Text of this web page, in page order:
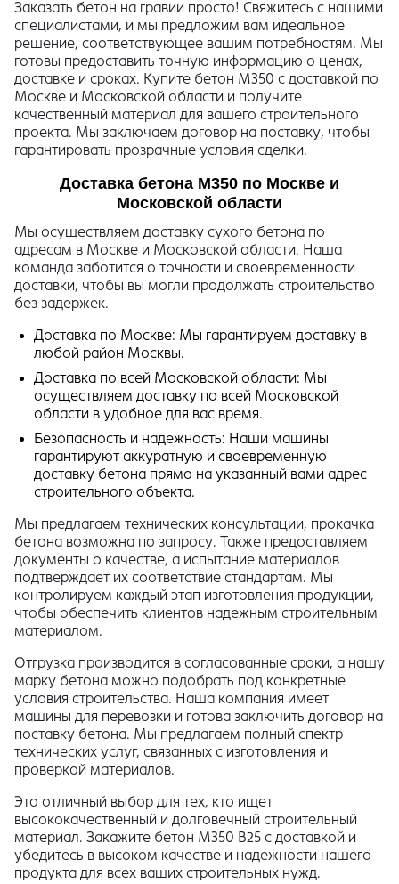
Заказать бетон на гравии просто! Свяжитесь с нашими
специалистами, и мы предложим вам идеальное
решение, соответствующее вашим потребностям. Мы
готовы предоставить точную информацию о ценах,
доставке и сроках. Купите бетон М350 с доставкой по
Москве и Московской области и получите
качественный материал для вашего строительного
проекта. Мы заключаем договор на поставку, чтобы
гарантировать прозрачные условия сделки.
Доставка бетона М350 по Москве и
Московской области
Мы осуществляем доставку сухого бетона по
адресам в Москве и Московской области. Наша
команда заботится о точности и своевременности
доставки, чтобы вы могли продолжать строительство
без задержек.
Доставка по Москве: Мы гарантируем доставку в
любой район Москвы.
Доставка по всей Московской области: Мы
осуществляем доставку по всей Московской
области в удобное для вас время.
Безопасность и надежность: Наши машины
гарантируют аккуратную и своевременную
доставку бетона прямо на указанный вами адрес
строительного объекта.
Мы предлагаем технических консультации, прокачка
бетона возможна по запросу. Также предоставляем
документы о качестве, а испытание материалов
подтверждает их соответствие стандартам. Мы
контролируем каждый этап изготовления продукции,
чтобы обеспечить клиентов надежным строительным
материалом.
Отгрузка производится в согласованные сроки, а нашу
марку бетона можно подобрать под конкретные
условия строительства. Наша компания имеет
машины для перевозки и готова заключить договор на
поставку бетона. Мы предлагаем полный спектр
технических услуг, связанных с изготовления и
проверкой материалов.
Это отличный выбор для тех, кто ищет
высококачественный и долговечный строительный
материал. Закажите бетон М350 В25 с доставкой и
убедитесь в высоком качестве и надежности нашего
продукта для всех ваших строительных нужд.